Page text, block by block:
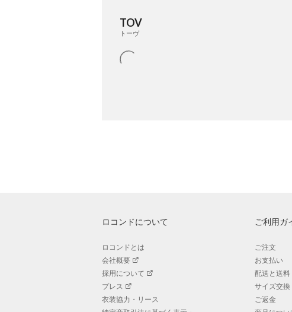
TOV
トーヴ
ロコンドについて
ロコンドとは
会社概要
採用について
プレス
衣装協力・リース
ご利用ガ
ご注文
お支払い
配送と送料
サイズ交換
ご返金